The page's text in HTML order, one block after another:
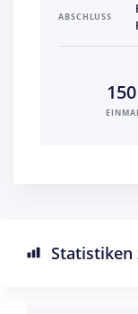
ABSCHLUSS
Statistiken